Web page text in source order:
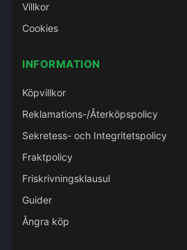
Villkor
Cookies
INFORMATION
Köpvillkor
Reklamations-/Återköpspolicy
Sekretess- och Integritetspolicy
Fraktpolicy
Friskrivningsklausul
Guider
Ångra köp